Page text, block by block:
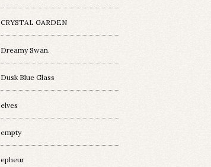
CRYSTAL GARDEN
Dreamy Swan.
Dusk Blue Glass
elves
empty
epheur